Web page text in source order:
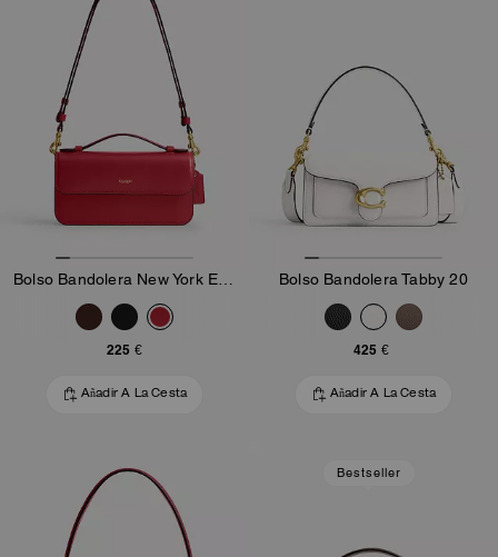
225 €
Añadir A La Cesta
Bolso Bandolera Tabby 20
425 €
Añadir A La Cesta
Bestseller